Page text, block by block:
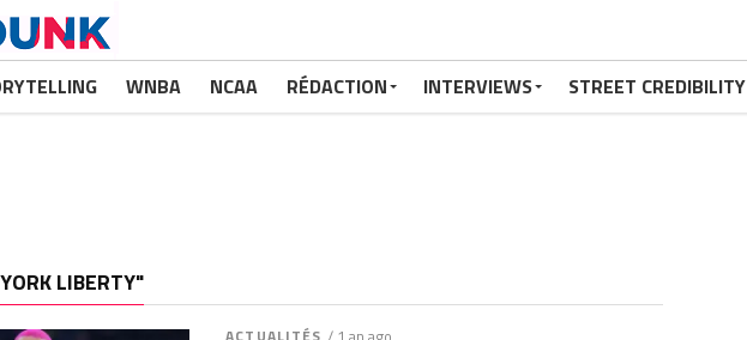
WNBA NCAA RÉDACTION INTERVIEWS STREET CREDIBILITY
LIBERTY"